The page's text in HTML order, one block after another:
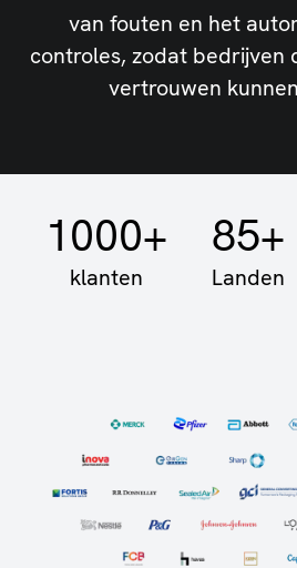
van fouten en het
controles, zodat bedrijven
vertrouwen
1000+
klanten
85+
Landen